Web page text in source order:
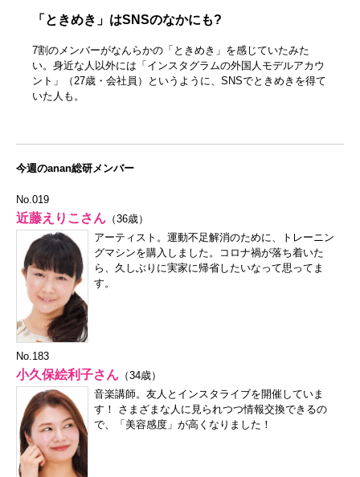
「ときめき」はSNSのなかにも?
7割のメンバーがなんらかの「ときめき」を感じていたみた
い。身近な人以外には「インスタグラムの外国人モデルアカウ
ント」（27歳・会社員）というように、SNSでときめきを得て
いた人も。
今週のanan総研メンバー
No.019
近藤えりこさん （36歳）
アーティスト。運動不足解消のために、トレーニン
グマシンを購入しました。コロナ禍が落ち着いた
ら、久しぶりに実家に帰省したいなって思ってま
す。
No.183
小久保絵利子さん （34歳）
音楽講師。友人とインスタライブを開催していま
す！ さまざまな人に見られつつ情報交換できるの
で、「美容感度」が高くなりました！